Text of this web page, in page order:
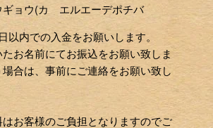
ョウ(カ エルエーデポチバ
以内での入金をお願いします。
お名前にてお振込をお願い致しま
合は、事前にご連絡をお願い致し
お客様のご負担となりますのでご